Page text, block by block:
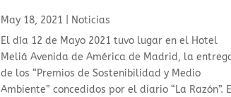
May 18, 2021
Noticias
El día 12 de Mayo 2021 tuvo lugar en el Hotel
Meliá Avenida de América de Madrid, la
de los “Premios de Sostenibilidad y Medio
Ambiente” concedidos por el diario “La Razón”.